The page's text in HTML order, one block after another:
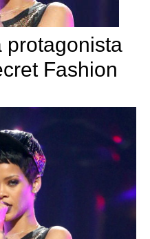
protagonista
Fashion